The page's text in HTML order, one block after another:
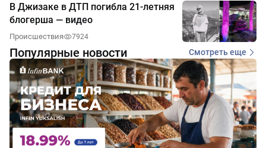
В Джизаке в ДТП погибла 21-летняя
блогерша — видео
Происшествия 7924
Популярные новости Смотреть еще